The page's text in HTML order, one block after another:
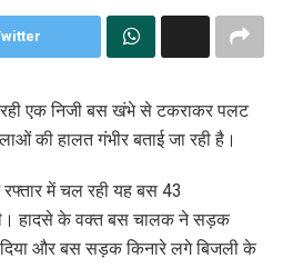
रही एक निजी बस खंभे से टकराकर पलट
की हालत गंभीर बताई जा रही है।
रफ्तार में चल रही यह बस 43
थी। हादसे के वक्त बस चालक ने सड़क
और बस सड़क किनारे लगे बिजली के